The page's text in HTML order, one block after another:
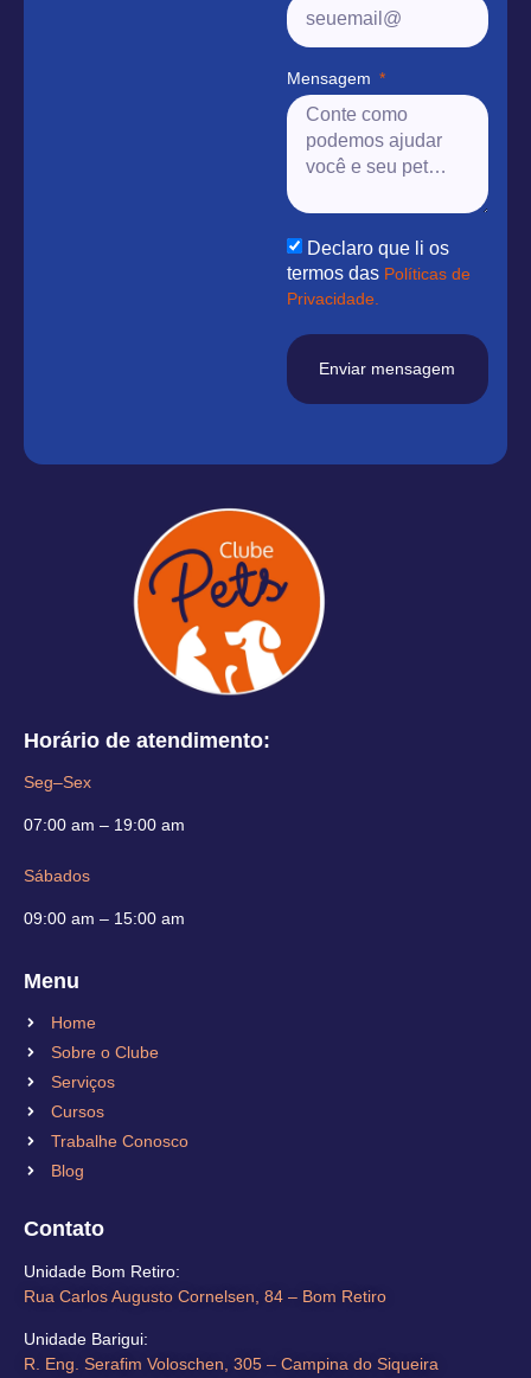
Mensagem
Declaro que li os
termos das Políticas de
Privacidade.
Enviar mensagem
Horário de atendimento:
Seg–Sex
07:00 am – 19:00 am
Sábados
09:00 am – 15:00 am
Menu
Home
Sobre o Clube
Serviços
Cursos
Trabalhe Conosco
Blog
Contato
Unidade Bom Retiro​:
Rua Carlos Augusto Cornelsen, 84 – Bom Retiro​
Unidade Barigui:
R. Eng. Serafim Voloschen, 305 – Campina do Siqueira